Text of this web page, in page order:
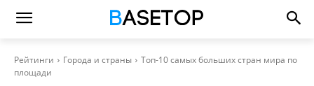
Рейтинги Города и страны
Топ-10 самых больших стран мира по
площади